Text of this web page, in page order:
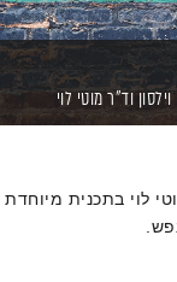
וד"ר מוטי לוי
לוי בתכנית